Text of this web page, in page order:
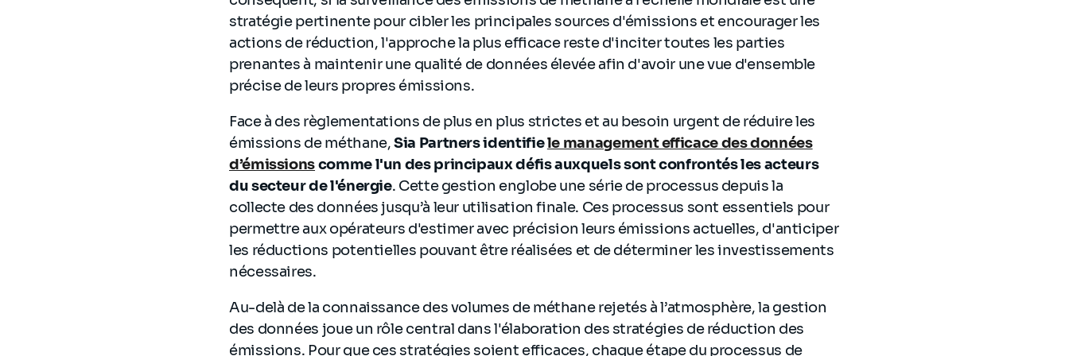
stratégie pertinente pour cibler les principales sources d'émissions et encourager les
actions de réduction, l'approche la plus efficace reste d'inciter toutes les parties
prenantes à maintenir une qualité de données élevée afin d'avoir une vue d'ensemble
précise de leurs propres émissions.
Face à des règlementations de plus en plus strictes et au besoin urgent de réduire les
émissions de méthane,Sia Partners identifiele management efficace des données
d’émissionscomme l'un des principaux défis auxquels sont confrontés les acteurs
du secteur de l'énergie. Cette gestion englobe une série de processus depuis la
collecte des données jusqu’à leur utilisation finale. Ces processus sont essentiels pour
permettre aux opérateurs d'estimer avec précision leurs émissions actuelles, d'anticiper
les réductions potentielles pouvant être réalisées et de déterminer les investissements
nécessaires.
Au-delà de la connaissance des volumes de méthane rejetés à l’atmosphère, la gestion
des données joue un rôle central dans l'élaboration des stratégies de réduction des
émissions. Pour que ces stratégies soient efficaces, chaque étape du processus de